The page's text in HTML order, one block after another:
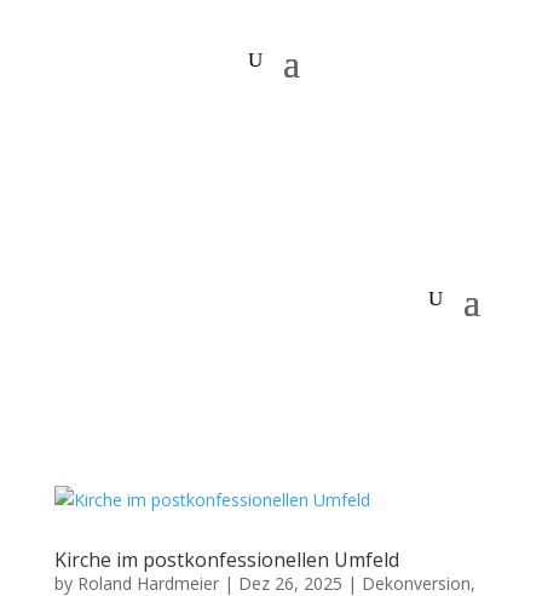
Kirche im postkonfessionellen Umfeld
by Roland Hardmeier| Dez 26, 2025 | Dekonversion,